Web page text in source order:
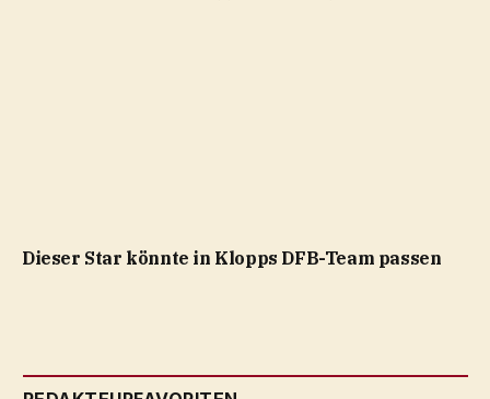
Dieser Star könnte in Klopps DFB-Team passen